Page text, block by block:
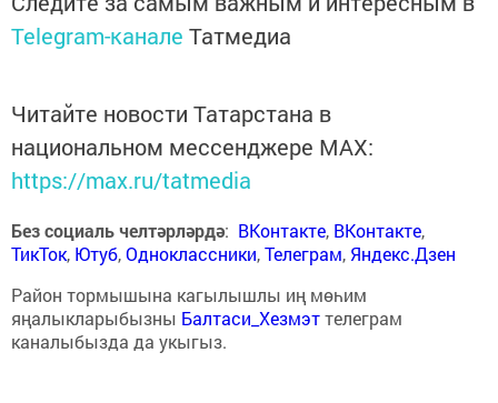
Telegram-канале Татмедиа
Читайте новости Татарстана в
национальном мессенджере MАХ:
https://max.ru/tatmedia
Без социаль челтәрләрдә: ВКонтакте, ВКонтакте,
ТикТок, Ютуб,Одноклассники,Телеграм, Яндекс.Дзен
Район тормышына кагылышлы иң мөһим
яңалыкларыбызны Балтаси_Хезмэттелеграм
каналыбызда да укыгыз.